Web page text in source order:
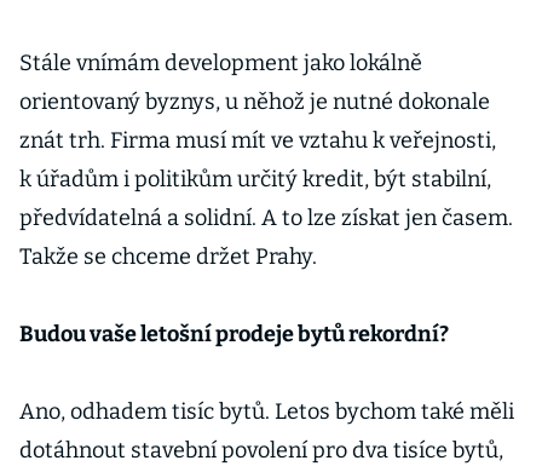
Stále vnímám development jako lokálně
orientovaný byznys, u něhož je nutné dokonale
znát trh. Firma musí mít ve vztahu k veřejnosti,
k úřadům i politikům určitý kredit, být stabilní,
předvídatelná a solidní. A to lze získat jen časem.
Takže se chceme držet Prahy.
Budou vaše letošní prodeje bytů rekordní?
Ano, odhadem tisíc bytů. Letos bychom také měli
dotáhnout stavební povolení pro dva tisíce bytů,